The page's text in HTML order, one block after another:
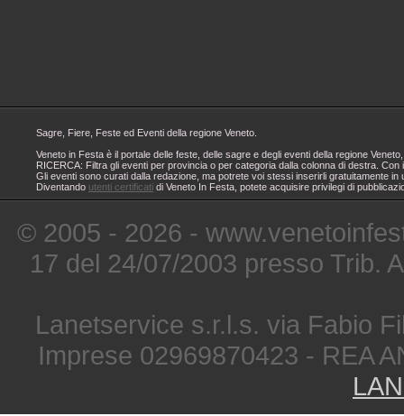
Sagre, Fiere, Feste ed Eventi della regione Veneto.
Veneto in Festa è il portale delle feste, delle sagre e degli eventi della regione
RICERCA: Filtra gli eventi per provincia o per categoria dalla colonna di destra.
Gli eventi sono curati dalla redazione, ma potrete voi stessi inserirli gratuitamente
Diventando utenti certificati di Veneto In Festa, potete acquisire privilegi di
© 2005 - 2026 -
17 del 24/07/2003 presso Trib.
Lanetservice s.r.l.s. via Fabio
Imprese 02969870423 - REA